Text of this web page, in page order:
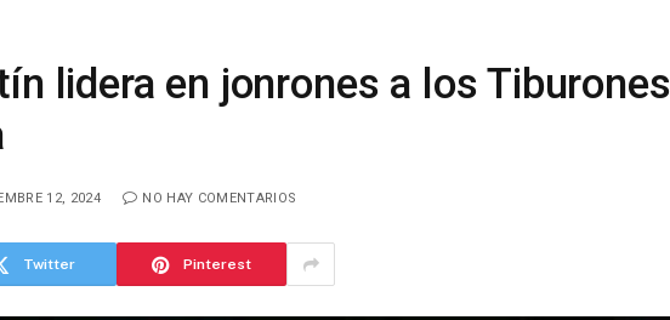
lidera en jonrones a los Tiburones
12, 2024 NO HAY COMENTARIOS
Twitter Pinterest